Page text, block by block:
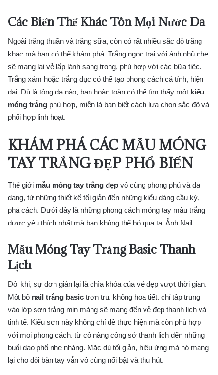
Các Biến Thể Khác Tôn Mọi Nước Da
Ngoài trắng thuần và trắng sữa, còn có rất nhiều sắc độ trắng
khác mà bạn có thể khám phá. Trắng ngọc trai với ánh nhũ nhẹ
sẽ mang lại vẻ lấp lánh sang trọng, phù hợp với các bữa tiệc.
Trắng xám hoặc trắng đục có thể tạo phong cách cá tính, hiện
đại. Dù là tông da nào, bạn hoàn toàn có thể tìm thấy một kiểu
móng trắng phù hợp, miễn là bạn biết cách lựa chọn sắc độ và
phối hợp linh hoạt.
KHÁM PHÁ CÁC MẪU MÓNG
TAY TRẮNG ĐẸP PHỔ BIẾN
Thế giới mẫu móng tay trắng đẹp vô cùng phong phú và đa
dạng, từ những thiết kế tối giản đến những kiểu dáng cầu kỳ,
phá cách. Dưới đây là những phong cách móng tay màu trắng
được yêu thích nhất mà bạn không thể bỏ qua tại Ảnh Nail.
Mẫu Móng Tay Trắng Basic Thanh
Lịch
Đôi khi, sự đơn giản lại là chìa khóa của vẻ đẹp vượt thời gian.
Một bộ nail trắng basic trơn tru, không họa tiết, chỉ tập trung
vào lớp sơn trắng mịn màng sẽ mang đến vẻ đẹp thanh lịch và
tinh tế. Kiểu sơn này không chỉ dễ thực hiện mà còn phù hợp
với mọi phong cách, từ cô nàng công sở thanh lịch đến những
buổi dạo phố nhẹ nhàng. Mặc dù tối giản, hiệu ứng mà nó mang
lại cho đôi bàn tay vẫn vô cùng nổi bật và thu hút.